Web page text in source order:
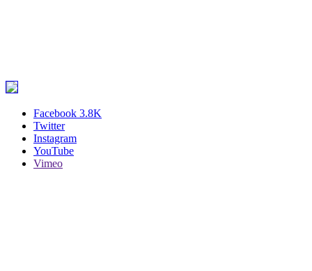
Facebook 3.8K
Twitter
Instagram
YouTube
Vimeo